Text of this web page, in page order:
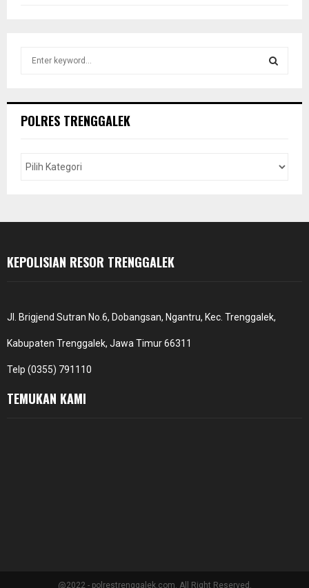
h
H
POLRES TRENGGALEK
KEPOLISIAN RESOR TRENGGALEK
Jl. Brigjend Sutran No.6, Dobangsan, Ngantru, Kec. Trenggalek,
Kabupaten Trenggalek, Jawa Timur 66311
Telp (0355) 791110
TEMUKAN KAMI
@2022 - polrestrenggalek.com. All Right Reserved.